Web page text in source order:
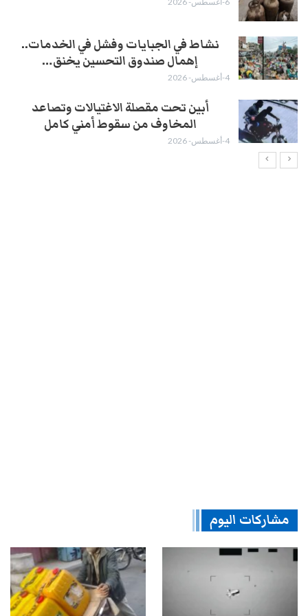
نشاط في الجبايات وفشل في الخدمات..
إهمال صندوق التحسين يخنق…
4-أغسطس- 2026
أبين تحت مقصلة الاغتيالات وتصاعد
المخاوف من سقوط أمني كامل
4-أغسطس- 2026
مشاركات اليوم